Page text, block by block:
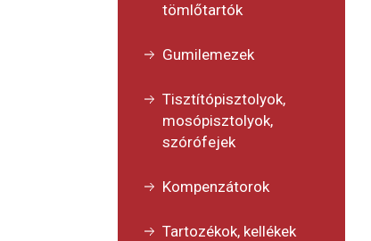
tömlőtartók
Gumilemezek
Tisztítópisztolyok,
mosópisztolyok,
szórófejek
Kompenzátorok
Tartozékok, kellékek